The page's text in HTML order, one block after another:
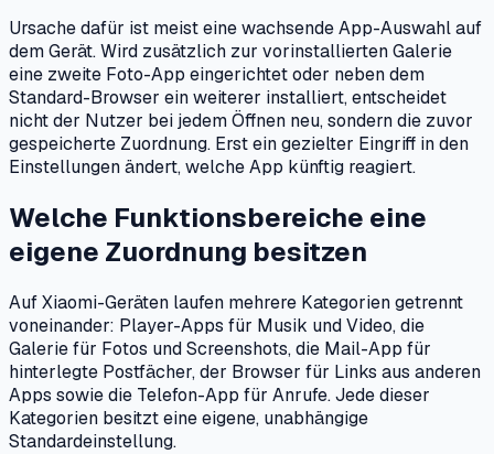
Ursache dafür ist meist eine wachsende App-Auswahl auf
dem Gerät. Wird zusätzlich zur vorinstallierten Galerie
eine zweite Foto-App eingerichtet oder neben dem
Standard-Browser ein weiterer installiert, entscheidet
nicht der Nutzer bei jedem Öffnen neu, sondern die zuvor
gespeicherte Zuordnung. Erst ein gezielter Eingriff in den
Einstellungen ändert, welche App künftig reagiert.
Welche Funktionsbereiche eine
eigene Zuordnung besitzen
Auf Xiaomi-Geräten laufen mehrere Kategorien getrennt
voneinander: Player-Apps für Musik und Video, die
Galerie für Fotos und Screenshots, die Mail-App für
hinterlegte Postfächer, der Browser für Links aus anderen
Apps sowie die Telefon-App für Anrufe. Jede dieser
Kategorien besitzt eine eigene, unabhängige
Standardeinstellung.